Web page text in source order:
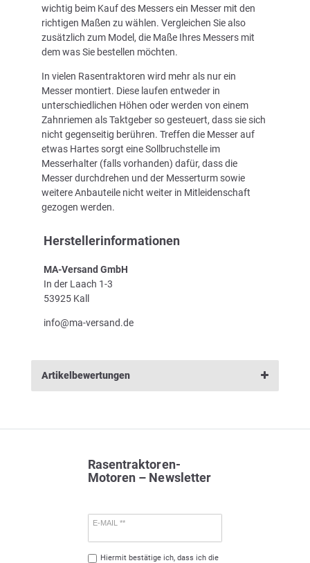
wichtig beim Kauf des Messers ein Messer mit den
richtigen Maßen zu wählen. Vergleichen Sie also
zusätzlich zum Model, die Maße Ihres Messers mit
dem was Sie bestellen möchten.
In vielen Rasentraktoren wird mehr als nur ein
Messer montiert. Diese laufen entweder in
unterschiedlichen Höhen oder werden von einem
Zahnriemen als Taktgeber so gesteuert, dass sie sich
nicht gegenseitig berühren. Treffen die Messer auf
etwas Hartes sorgt eine Sollbruchstelle im
Messerhalter (falls vorhanden) dafür, dass die
Messer durchdrehen und der Messerturm sowie
weitere Anbauteile nicht weiter in Mitleidenschaft
gezogen werden.
Herstellerinformationen
MA-Versand GmbH
In der Laach 1-3
53925 Kall
info@ma-versand.de
Artikelbewertungen
Rasentraktoren-
Motoren – Newsletter
E-MAIL **
Hiermit bestätige ich, dass ich die